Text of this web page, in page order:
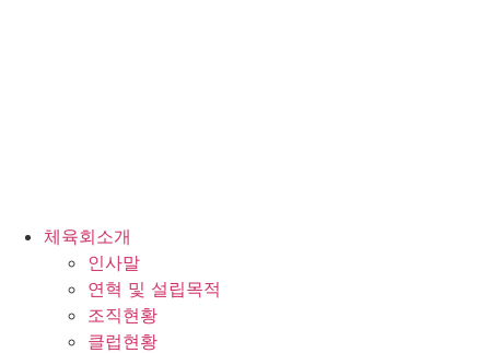
체육회소개
인사말
연혁 및 설립목적
조직현황
클럽현황